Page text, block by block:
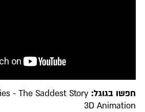
חפשו בגוגל: - The Saddest Story
3D Animation